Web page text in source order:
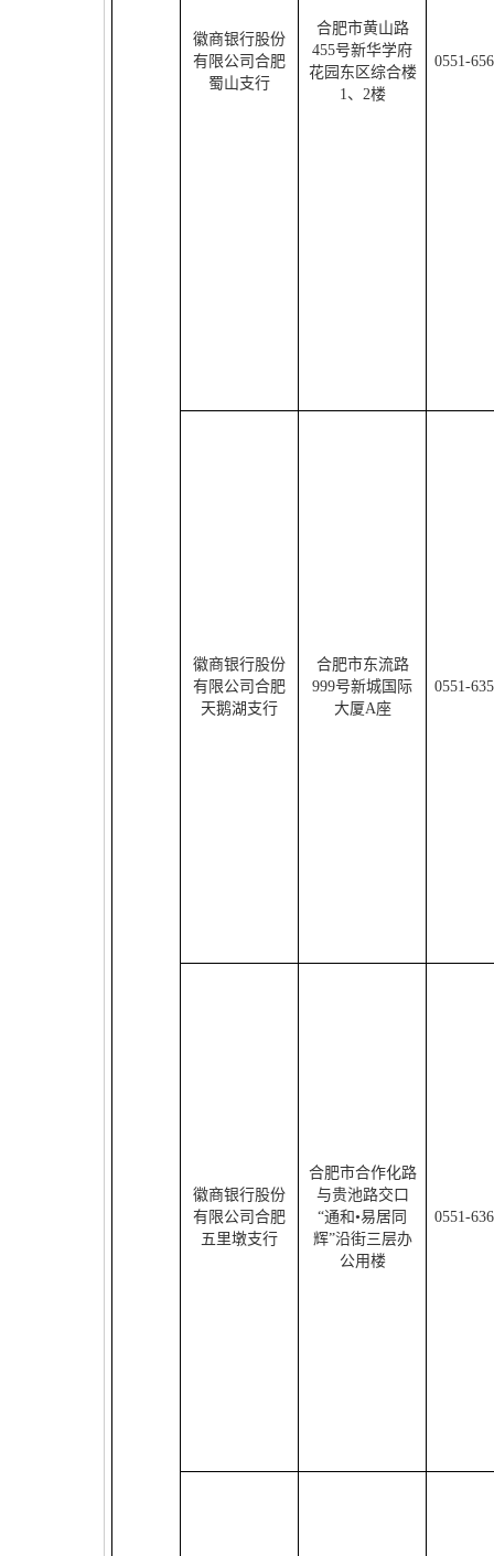
徽商银行股份
有限公司合肥
蜀山支行
合肥市黄山路
455号新华学府
花园东区综合楼
1、 2楼
0551-
徽商银行股份
有限公司合肥
天鹅湖支行
合肥市东流路
999号新城国际
大厦A座
0551-
徽商银行股份
有限公司合肥
五里墩支行
合肥市合作化路
与贵池路交口
“通和•易居同
辉”沿街三层办
公用楼
0551-